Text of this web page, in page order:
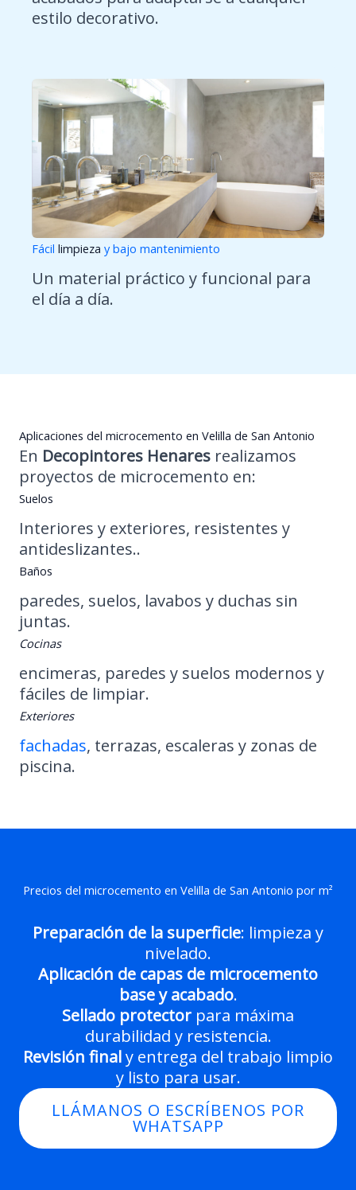
estilo decorativo.
Fácil limpieza y bajo mantenimiento
Un material práctico y funcional para
el día a día.
Aplicaciones del microcemento en Velilla de San Antonio
En Decopintores Henares realizamos
proyectos de microcemento en:
Suelos
Interiores y exteriores, resistentes y
antideslizantes..
Baños
paredes, suelos, lavabos y duchas sin
juntas.
Cocinas
encimeras, paredes y suelos modernos y
fáciles de limpiar.
Exteriores
fachadas, terrazas, escaleras y zonas de
piscina.
Precios del microcemento en Velilla de San Antonio por m²
Preparación de la superficie: limpieza y
nivelado.
Aplicación de capas de microcemento
base y acabado.
Sellado protector para máxima
durabilidad y resistencia.
Revisión finaly entrega del trabajo limpio
y listo para usar.
LLÁMANOS O ESCRÍBENOS POR
WHATSAPP